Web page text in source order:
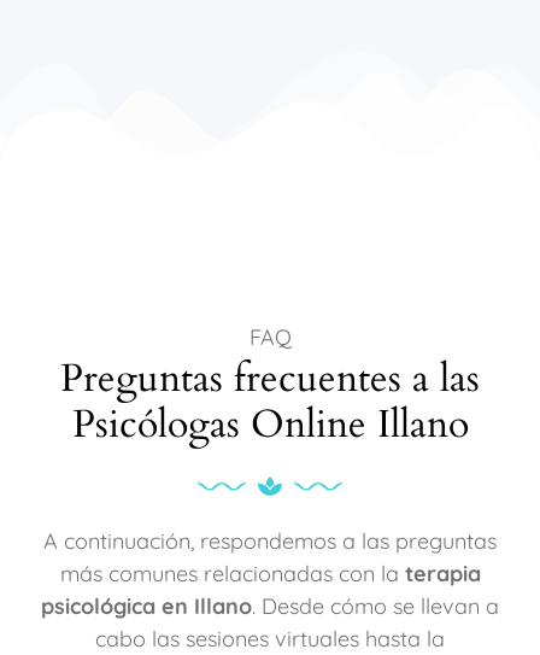
FAQ
Preguntas frecuentes a las
Psicólogas Online Illano
A continuación, respondemos a las preguntas
más comunes relacionadas con la terapia
psicológica en Illano. Desde cómo se llevan a
cabo las sesiones virtuales hasta la